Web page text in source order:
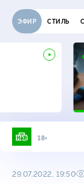
ЭФИР СТИЛЬ
18+
29.07.2022, 19:50